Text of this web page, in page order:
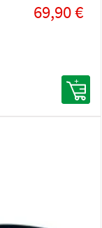
69,90 €